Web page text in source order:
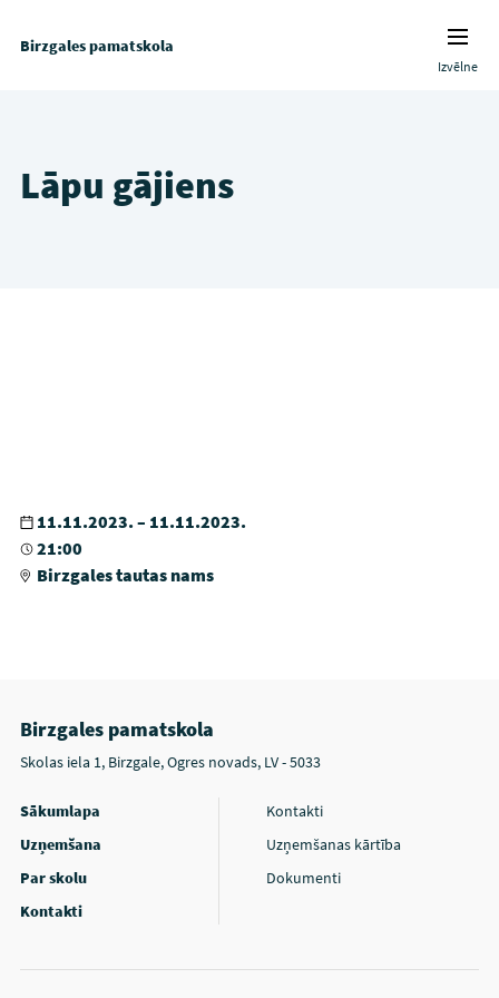
Birzgales pamatskola
Izvēlne
Lāpu gājiens
11.11.2023. – 11.11.2023.
21:00
Birzgales tautas nams
Birzgales pamatskola
Skolas iela 1, Birzgale, Ogres novads, LV - 5033
Sākumlapa
Uzņemšana
Par skolu
Kontakti
Kontakti
Uzņemšanas kārtība
Dokumenti